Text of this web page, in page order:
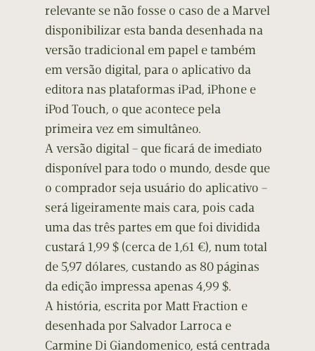
relevante se não fosse o caso de a Marvel
disponibilizar esta banda desenhada na
versão tradicional em papel e também
em versão digital, para o aplicativo da
editora nas plataformas iPad, iPhone e
iPod Touch, o que acontece pela
primeira vez em simultâneo.
A versão digital – que ficará de imediato
disponível para todo o mundo, desde que
o comprador seja usuário do aplicativo –
será ligeiramente mais cara, pois cada
uma das três partes em que foi dividida
custará 1,99 $ (cerca de 1,61 €), num total
de 5,97 dólares, custando as 80 páginas
da edição impressa apenas 4,99 $.
A história, escrita por Matt Fraction e
desenhada por Salvador Larroca e
Carmine Di Giandomenico, está centrada